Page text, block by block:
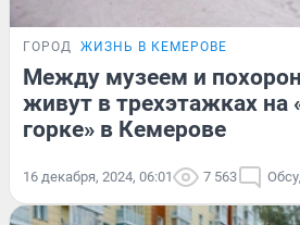
ГОРОД ЖИЗНЬ В КЕМЕРОВЕ
Между музеем и
живут в трехэтажках на
горке» в Кемерове
16 декабря, 2024, 06:01 7 563